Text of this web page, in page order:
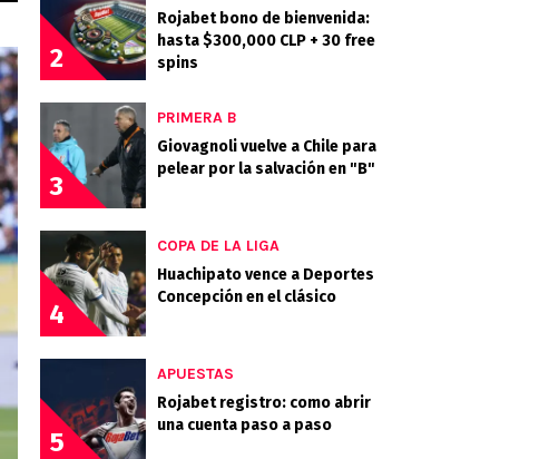
2
Rojabet bono de bienvenida:
hasta $300,000 CLP + 30 free
spins
3
PRIMERA B
Giovagnoli vuelve a Chile para
pelear por la salvación en "B"
4
COPA DE LA LIGA
Huachipato vence a Deportes
Concepción en el clásico
5
APUESTAS
Rojabet registro: como abrir
una cuenta paso a paso